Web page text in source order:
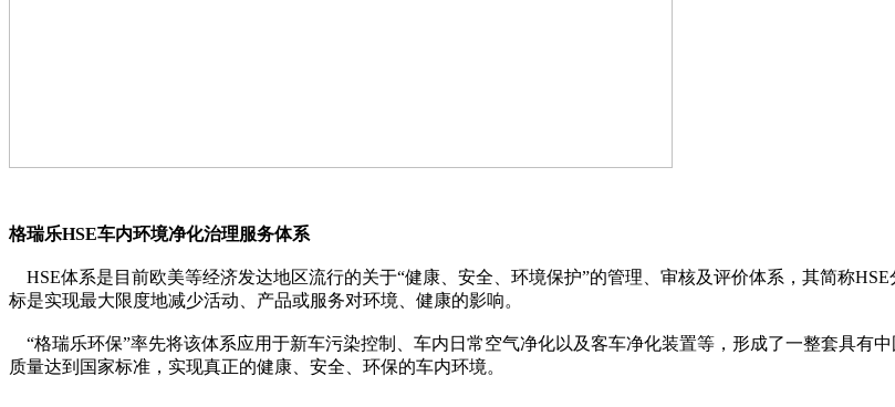
格瑞乐HSE车内环境净化治理服务体系
HSE体系是目前欧美等经济发达地区流行的关于“健康、安全、环境保护”的管理、审核及评价体系，其简称
标是实现最大限度地减少活动、产品或服务对环境、健康的影响。
“格瑞乐环保”率先将该体系应用于新车污染控制、车内日常空气净化以及客车净化装置等，形成了一整套具有
质量达到国家标准，实现真正的健康、安全、环保的车内环境。